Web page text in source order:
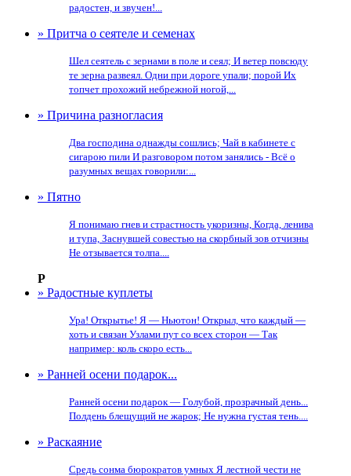
радостен, и звучен!...
» Притча о сеятеле и семенах
Шел сеятель с зернами в поле и сеял; И ветер повсюду
те зерна развеял. Одни при дороге упали; порой Их
топчет прохожий небрежной ногой,...
» Причина разногласия
Два господина однажды сошлись; Чай в кабинете с
сигарою пили И разговором потом занялись - Всё о
разумных вещах говорили:...
» Пятно
Я понимаю гнев и страстность укоризны, Когда, ленива
и тупа, Заснувшей совестью на скорбный зов отчизны
Не отзывается толпа....
Р
» Радостные куплеты
Ура! Открытье! Я — Ньютон! Открыл, что каждый —
хоть и связан Узлами пут со всех сторон — Так
например: коль скоро есть...
» Ранней осени подарок...
Ранней осени подарок — Голубой, прозрачный день...
Полдень блещущий не жарок; Не нужна густая тень....
» Раскаяние
Средь сонма бюрократов умных Я лестной чести не